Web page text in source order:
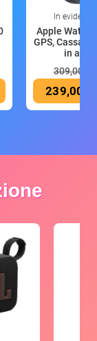
In evidenza
Apple Watch
GPS, Cassa
in all
309,00 €
239,00 €